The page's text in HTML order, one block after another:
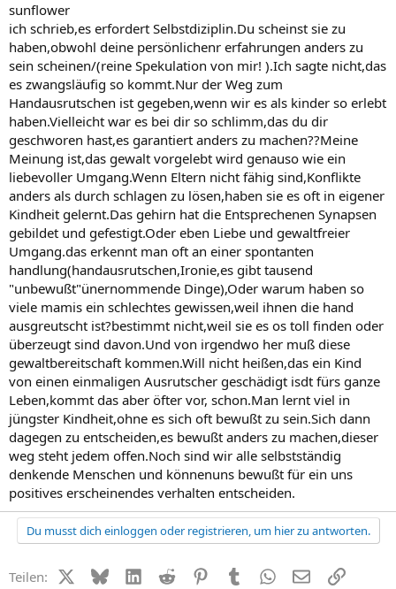
sunflower
ich schrieb,es erfordert Selbstdiziplin.Du scheinst sie zu
haben,obwohl deine persönlichenr erfahrungen anders zu
sein scheinen/(reine Spekulation von mir! ).Ich sagte nicht,das
es zwangsläufig so kommt.Nur der Weg zum
Handausrutschen ist gegeben,wenn wir es als kinder so erlebt
haben.Vielleicht war es bei dir so schlimm,das du dir
geschworen hast,es garantiert anders zu machen??Meine
Meinung ist,das gewalt vorgelebt wird genauso wie ein
liebevoller Umgang.Wenn Eltern nicht fähig sind,Konflikte
anders als durch schlagen zu lösen,haben sie es oft in eigener
Kindheit gelernt.Das gehirn hat die Entsprechenen Synapsen
gebildet und gefestigt.Oder eben Liebe und gewaltfreier
Umgang.das erkennt man oft an einer spontanten
handlung(handausrutschen,Ironie,es gibt tausend
"unbewußt"ünernommende Dinge),Oder warum haben so
viele mamis ein schlechtes gewissen,weil ihnen die hand
ausgreutscht ist?bestimmt nicht,weil sie es os toll finden oder
überzeugt sind davon.Und von irgendwo her muß diese
gewaltbereitschaft kommen.Will nicht heißen,das ein Kind
von einen einmaligen Ausrutscher geschädigt isdt fürs ganze
Leben,kommt das aber öfter vor, schon.Man lernt viel in
jüngster Kindheit,ohne es sich oft bewußt zu sein.Sich dann
dagegen zu entscheiden,es bewußt anders zu machen,dieser
weg steht jedem offen.Noch sind wir alle selbstständig
denkende Menschen und könnenuns bewußt für ein uns
positives erscheinendes verhalten entscheiden.
Du musst dich einloggen oder registrieren, um hier zu antworten.
Teilen: X (Twitter)
BlueskyLinkedIn
Reddit PinterestTumblr WhatsApp
E-MailLink